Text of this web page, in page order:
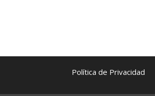
Política de Privacidad